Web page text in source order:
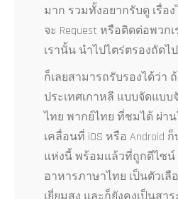
มาก รวมทั้งอยากรับดู เรื่อ
จะ Request หรือติดต่อพวก
เรานั้น นำไปไตร่ตรองถัดไป
ก็เลยสามารถรับรองได้ว่า
ประเทศเกาหลี แบบจัดแบบ
ไทย พากย์ไทย ที่ชมได้ ผ่า
เคลื่อนที่ iOS หรือ Android
แห่งนี้ พร้อมแล้วที่ถูกดีไซน์
อาหารภาษาไทย เป็นตัวเ